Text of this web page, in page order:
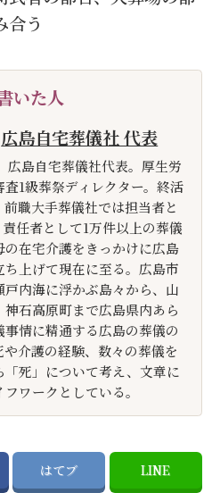
合う
いた人
広島自宅葬儀社 代表
広島自宅葬儀社代表。厚生労
1級葬祭ディレクター。終活
前職大手葬儀社では担当者と
任者として1万件以上の葬儀
の在宅介護をきっかけに広島
ち上げて現在に至る。広島市
戸内海に浮かぶ島々から、山
神石高原町まで広島県内あら
事情に精通する広島の葬儀の
や介護の経験、数々の葬儀を
「死」について考え、文章に
ワークとしている。
はてブ LINE